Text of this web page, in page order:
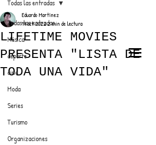
ANUNCIATE CON NOSOTROS
EL TRENDY TOP
CON EDDY MARTINEZ
Todas las entradas
Música
deporte
cine
Moda
Series
Turismo
Organizaciones
Todas las entradas
LIFETIME MOVIES
PRESENTA "LISTA DE
TODA UNA VIDA"
Eduardo Martínez
19 oct 20222 min de lectura